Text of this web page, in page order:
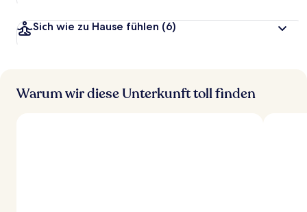
Sich wie zu Hause fühlen (6)
Warum wir diese Unterkunft toll finden